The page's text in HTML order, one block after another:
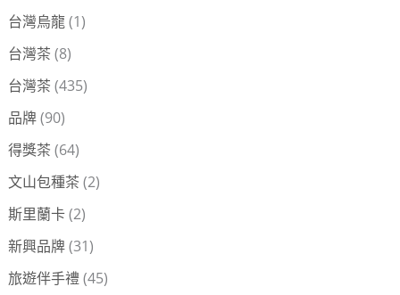
台灣烏龍(1)
台灣茶 (8)
台灣茶 (435)
品牌(90)
得獎茶 (64)
文山包種茶 (2)
斯里蘭卡(2)
新興品牌(31)
旅遊伴手禮(45)